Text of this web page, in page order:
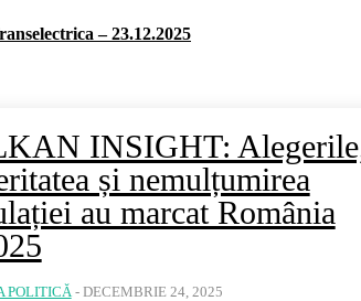
– 23.12.2025
INSIGHT:
și nemulțumirea
au marcat România
POLITICĂ - DECEMBRIE 24, 2025